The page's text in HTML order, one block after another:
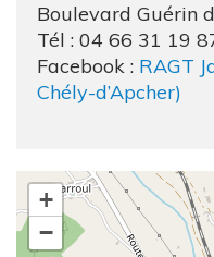
Boulevard Guérin
Tél : 04 66 31 19
Facebook : RAGT
Chély-d’Apcher)
+
−